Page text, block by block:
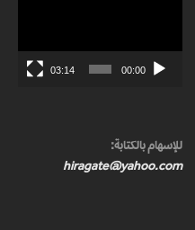
00:00
03:14
للإسهام بالكتابة:
hiragate@yahoo.com